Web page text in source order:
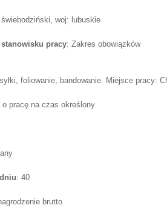
woj: lubuskie
pracy: Zakres obowiązków
foliowanie, bandowanie. Miejsce pracy:
o pracę na czas określony
: 40
brutto